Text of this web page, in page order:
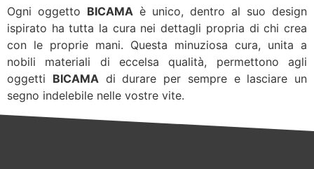
Ogni oggetto BICAMA è unico, dentro al suo design
ispirato ha tutta la cura nei dettagli propria di chi crea
con le proprie mani. Questa minuziosa cura, unita a
nobili materiali di eccelsa qualità, permettono agli
oggetti BICAMAdi durare per sempre e lasciare un
segno indelebile nelle vostre vite.